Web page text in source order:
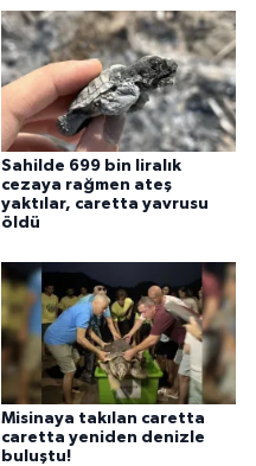
Sahilde 699 bin liralık
cezaya rağmen ateş
yaktılar, caretta yavrusu
öldü
Misinaya takılan caretta
caretta yeniden denizle
buluştu!